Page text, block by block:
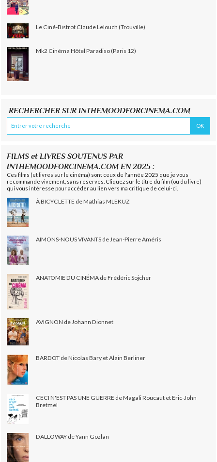
Le Ciné-Bistrot Claude Lelouch (Trouville)
Mk2 Cinéma Hôtel Paradiso (Paris 12)
RECHERCHER SUR INTHEMOODFORCINEMA.COM
FILMS et LIVRES SOUTENUS PAR
INTHEMOODFORCINEMA.COM EN 2025 :
Ces films (et livres sur le cinéma) sont ceux de l'année 2025 que je vous
recommande vivement, sans réserves. Cliquez sur le titre du film (ou du livre)
qui vous intéresse pour accéder au lien vers ma critique de celui-ci.
À BICYCLETTE de Mathias MLEKUZ
AIMONS-NOUS VIVANTS de Jean-Pierre Améris
ANATOMIE DU CINÉMA de Frédéric Sojcher
AVIGNON de Johann Dionnet
BARDOT de Nicolas Bary et Alain Berliner
CECI N'EST PAS UNE GUERRE de Magali Roucaut et Eric-John
Bretmel
DALLOWAY de Yann Gozlan